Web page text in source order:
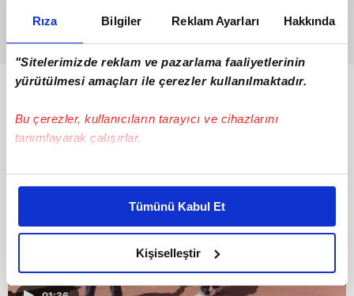
Rıza Bilgiler Reklam Ayarları Hakkında
"Sitelerimizde reklam ve pazarlama faaliyetlerinin
yürütülmesi amaçları ile çerezler kullanılmaktadır.
Bu çerezler, kullanıcıların tarayıcı ve cihazlarını
tanımlayarak çalışırlar.
Bu çerezlere izin vermeniz halinde sizlere özel
daha iyi reklam deneyimi yaşatabiliriz. Bunu yaparken
amacımızın size daha iyi bir reklam deneyimi sunmak
olduğunu ve sizlere en iyi içerikleri sunabilmek adına
elimizden gelen çabayı gösterdiğimizi ve bu noktada,
reklamların maliyetlerimizi karşılamak noktasında tek gelir
Tümünü Kabul Et
Kişiselleştir